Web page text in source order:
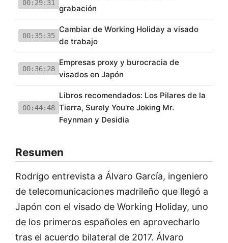
00:29:31
grabación
00:35:35
Cambiar de Working Holiday a visado
de trabajo
00:36:28
Empresas proxy y burocracia de
visados en Japón
00:44:48
Libros recomendados: Los Pilares de la
Tierra, Surely You're Joking Mr.
Feynman y Desidia
Resumen
Rodrigo entrevista a Álvaro García, ingeniero
de telecomunicaciones madrileño que llegó a
Japón con el visado de Working Holiday, uno
de los primeros españoles en aprovecharlo
tras el acuerdo bilateral de 2017. Álvaro